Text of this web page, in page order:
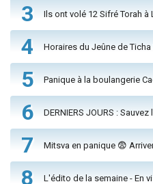
3 Ils ont volé 12 Sifré Torah
4 Horaires du Jeûne de Ticha
5 Panique à la boulangerie
6 DERNIERS JOURS :
7 Mitsva en panique 😨
8 L'édito de la semaine - En